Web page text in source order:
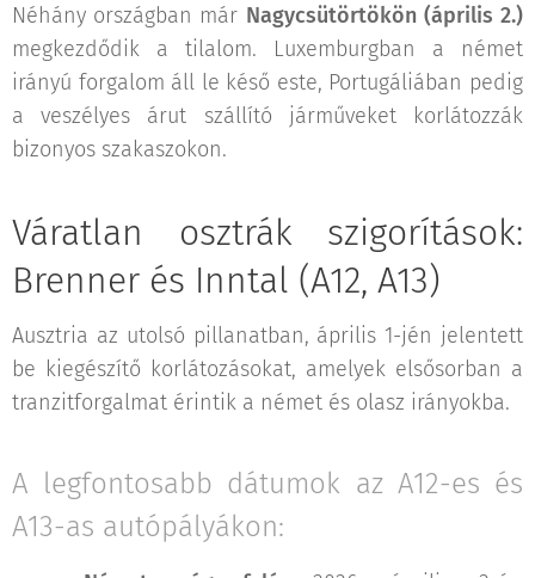
Néhány országban már Nagycsütörtökön (április 2.)
megkezdődik a tilalom. Luxemburgban a német
irányú forgalom áll le késő este, Portugáliában pedig
a veszélyes árut szállító járműveket korlátozzák
bizonyos szakaszokon.
Váratlan osztrák szigorítások:
Brenner és Inntal (A12, A13)
Ausztria az utolsó pillanatban, április 1-jén jelentett
be kiegészítő korlátozásokat, amelyek elsősorban a
tranzitforgalmat érintik a német és olasz irányokba.
A legfontosabb dátumok az A12-es és
A13-as autópályákon: